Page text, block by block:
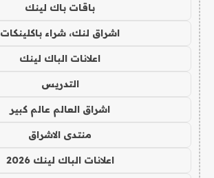
باقات باك لينك
اشراق لنك، شراء باكلينكات
اعلانات الباك لينك
التدريس
اشراق العالم عالم كبير
منتدى الاشراق
اعلانات الباك لينك 2026